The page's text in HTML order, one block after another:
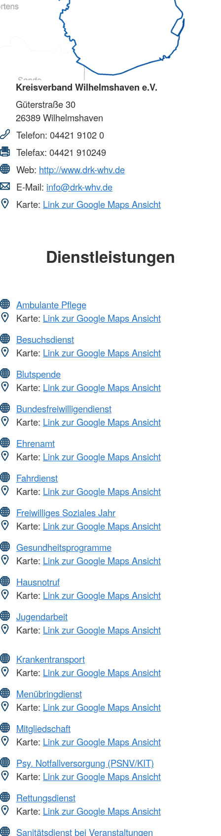
Kreisverband Wilhelmshaven e.V.
Güterstraße 30
26389Wilhelmshaven
Telefon: 04421 9102 0
Telefax: 04421 910249
Web: http://www.drk-whv.de
E-Mail: info@drk-whv.de
Karte: Link zur Google Maps Ansicht
Dienstleistungen
Ambulante Pflege
Karte: Link zur Google Maps Ansicht
Besuchsdienst
Karte: Link zur Google Maps Ansicht
Blutspende
Karte: Link zur Google Maps Ansicht
Bundesfreiwilligendienst
Karte: Link zur Google Maps Ansicht
Ehrenamt
Karte: Link zur Google Maps Ansicht
Fahrdienst
Karte: Link zur Google Maps Ansicht
Freiwilliges Soziales Jahr
Karte: Link zur Google Maps Ansicht
Gesundheitsprogramme
Karte: Link zur Google Maps Ansicht
Hausnotruf
Karte: Link zur Google Maps Ansicht
Jugendarbeit
Karte: Link zur Google Maps Ansicht
Krankentransport
Karte: Link zur Google Maps Ansicht
Menübringdienst
Karte: Link zur Google Maps Ansicht
Mitgliedschaft
Karte: Link zur Google Maps Ansicht
Psy. Notfallversorgung (PSNV/KIT)
Karte: Link zur Google Maps Ansicht
Rettungsdienst
Karte: Link zur Google Maps Ansicht
Sanitätsdienst bei Veranstaltungen